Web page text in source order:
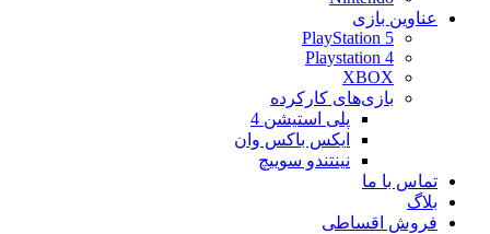
عناوین بازی
PlayStation 5
Playstation 4
XBOX
بازی‌های کارکرده
پلی استیشن 4
ایکس باکس وان
نینتندو سوییچ
تماس با ما
بلاگ
فروش اقساطی